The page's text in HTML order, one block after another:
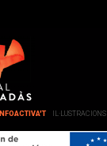
INFOACTIVA'T IL·LUSTRACIONS